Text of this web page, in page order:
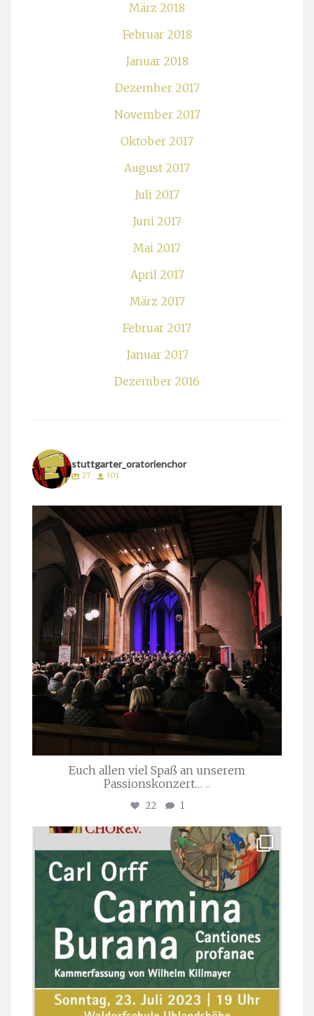
März 2018
Februar 2018
Januar 2018
Dezember 2017
November 2017
Oktober 2017
August 2017
Juli 2017
Juni 2017
Mai 2017
April 2017
März 2017
Februar 2017
Januar 2017
Dezember 2016
stuttgarter_oratorienchor
27 301
stuttgarter_oratorienchor
März 24
Euch allen viel Spaß an unserem
Passionskonzert… ...
22 1
stuttgarter_oratorienchor
Juli 22